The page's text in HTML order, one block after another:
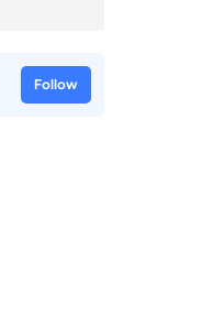
Follow